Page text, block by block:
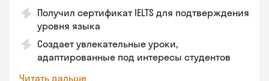
Получил сертификат IELTS для подтверждения
уровня языка
Создает увлекательные уроки,
адаптированные под интересы студентов
Читать дальше